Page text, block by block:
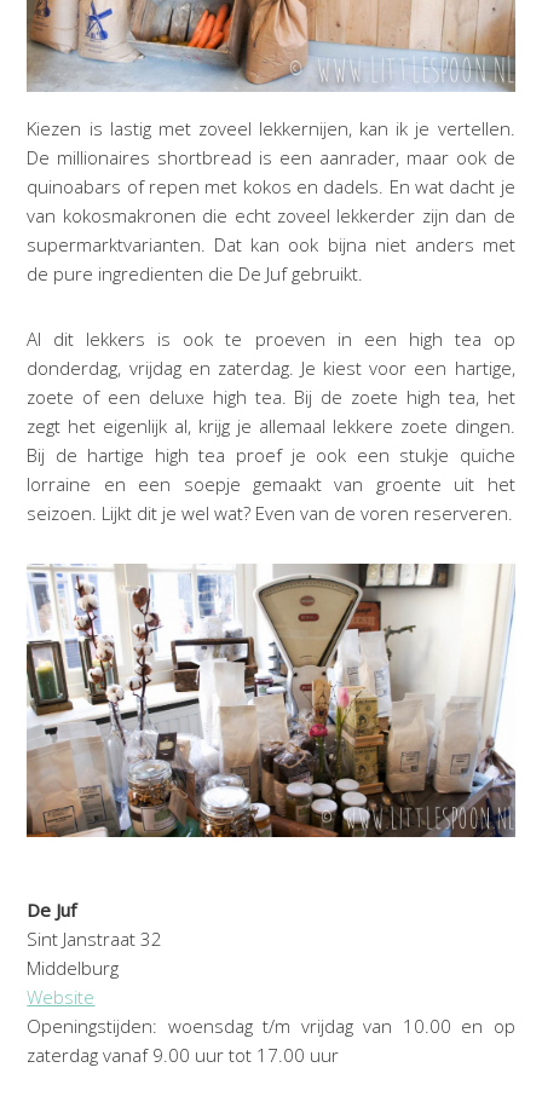
Kiezen is lastig met zoveel lekkernijen, kan ik je vertellen.
De millionaires shortbread is een aanrader, maar ook de
quinoabars of repen met kokos en dadels. En wat dacht je
van kokosmakronen die echt zoveel lekkerder zijn dan de
supermarktvarianten. Dat kan ook bijna niet anders met
de pure ingredienten die De Juf gebruikt.
Al dit lekkers is ook te proeven in een high tea op
donderdag, vrijdag en zaterdag. Je kiest voor een hartige,
zoete of een deluxe high tea. Bij de zoete high tea, het
zegt het eigenlijk al, krijg je allemaal lekkere zoete dingen.
Bij de hartige high tea proef je ook een stukje quiche
lorraine en een soepje gemaakt van groente uit het
seizoen. Lijkt dit je wel wat? Even van de voren reserveren.
De Juf
Sint Janstraat 32
Middelburg
Website
Openingstijden: woensdag t/m vrijdag van 10.00 en op
zaterdag vanaf 9.00 uur tot 17.00 uur